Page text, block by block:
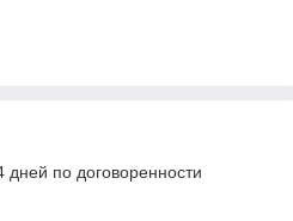
дней по договоренности